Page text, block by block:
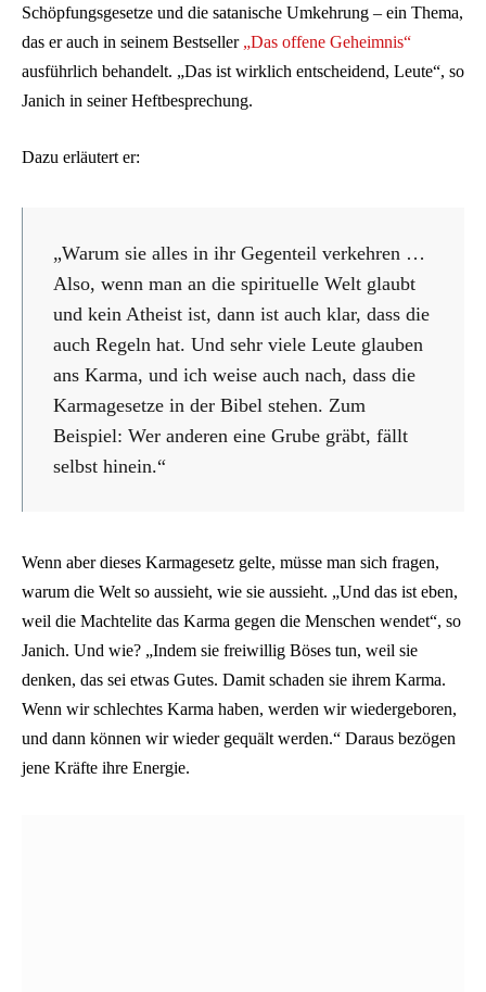
Schöpfungsgesetze und die satanische Umkehrung – ein Thema,
das er auch in seinem Bestseller „Das offene Geheimnis“
ausführlich behandelt. „Das ist wirklich entscheidend, Leute“, so
Janich in seiner Heftbesprechung.
Dazu erläutert er:
„Warum sie alles in ihr Gegenteil verkehren …
Also, wenn man an die spirituelle Welt glaubt
und kein Atheist ist, dann ist auch klar, dass die
auch Regeln hat. Und sehr viele Leute glauben
ans Karma, und ich weise auch nach, dass die
Karmagesetze in der Bibel stehen. Zum
Beispiel: Wer anderen eine Grube gräbt, fällt
selbst hinein.“
Wenn aber dieses Karmagesetz gelte, müsse man sich fragen,
warum die Welt so aussieht, wie sie aussieht. „Und das ist eben,
weil die Machtelite das Karma gegen die Menschen wendet“, so
Janich. Und wie? „Indem sie freiwillig Böses tun, weil sie
denken, das sei etwas Gutes. Damit schaden sie ihrem Karma.
Wenn wir schlechtes Karma haben, werden wir wiedergeboren,
und dann können wir wieder gequält werden.“ Daraus bezögen
jene Kräfte ihre Energie.